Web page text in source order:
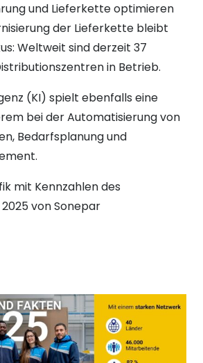
und Lieferkette optimieren
der Lieferkette bleibt
Weltweit sind derzeit 37
in Betrieb.
(KI) spielt ebenfalls eine
bei der Automatisierung von
Bedarfsplanung und
mit Kennzahlen des
von Sonepar